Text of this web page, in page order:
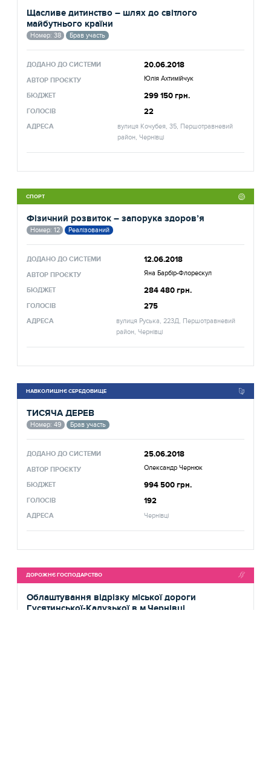
Щасливе дитинство – шлях до світлого
майбутнього країни
Номер: 38 Брав участь
ДОДАНО ДО СИСТЕМИ 20.06.2018
АВТОР ПРОЄКТУ Юлія Ахтимійчук
БЮДЖЕТ 299 150 грн.
ГОЛОСІВ 22
АДРЕСА
вулиця Кочубея, 35, Першотравневий
район, Чернівці
СПОРТ
Фізичний розвиток – запорука здоров’я
Номер: 12 Реалізований
ДОДАНО ДО СИСТЕМИ 12.06.2018
АВТОР ПРОЄКТУ Яна Барбір-Флорескул
БЮДЖЕТ 284 480 грн.
ГОЛОСІВ 275
АДРЕСА
вулиця Руська, 223Д, Першотравневий
район, Чернівці
НАВКОЛИШНЄ СЕРЕДОВИЩЕ
ТИСЯЧА ДЕРЕВ
Номер: 49 Брав участь
ДОДАНО ДО СИСТЕМИ 25.06.2018
АВТОР ПРОЄКТУ Олександр Чернюк
БЮДЖЕТ 994 500 грн.
ГОЛОСІВ 192
АДРЕСА Чернівці
ДОРОЖНЄ ГОСПОДАРСТВО
Облаштування відрізку міської дороги
Гусятинської-Калузької в м.Чернівці